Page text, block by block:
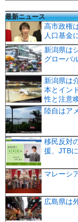
最新ニュース
高市政権
人口基金
新潟県は
グローバ
新潟県は
本とイン
性と注意
陸自はア
移民反対
援、JTB
マレーシ
広島県は